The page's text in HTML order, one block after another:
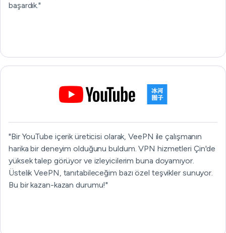
başardık."
"Bir YouTube içerik üreticisi olarak, VeePN ile çalışmanın
harika bir deneyim olduğunu buldum. VPN hizmetleri Çin'de
yüksek talep görüyor ve izleyicilerim buna doyamıyor.
Üstelik VeePN, tanıtabileceğim bazı özel teşvikler sunuyor.
Bu bir kazan-kazan durumu!"